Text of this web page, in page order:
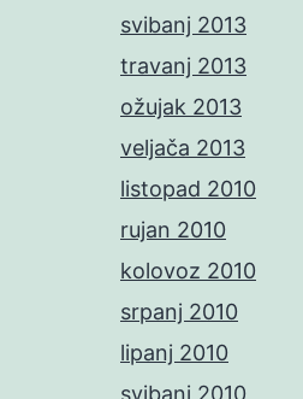
svibanj 2013
travanj 2013
ožujak 2013
veljača 2013
listopad 2010
rujan 2010
kolovoz 2010
srpanj 2010
lipanj 2010
svibanj 2010